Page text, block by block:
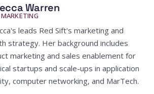
Warren
leads Red Sift's marketing and
strategy. Her background includes
marketing and sales enablement for
startups and scale-ups in application
computer networking, and MarTech.